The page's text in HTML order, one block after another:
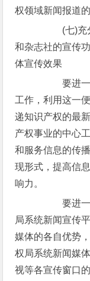
权领域新闻报道
(七)充分
和杂志社的宣传
体宣传效果
要进一步
工作，利用这一
递知识产权的最
产权事业的中心
和服务信息的传
现形式，提高信
响力。
要进一步
局系统新闻宣传
媒体的各自优势
权局系统新闻媒
视等各宣传窗口